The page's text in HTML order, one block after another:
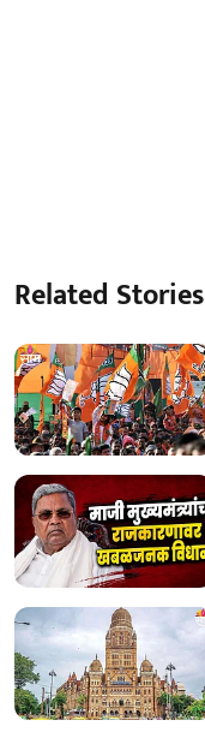
Related Stories